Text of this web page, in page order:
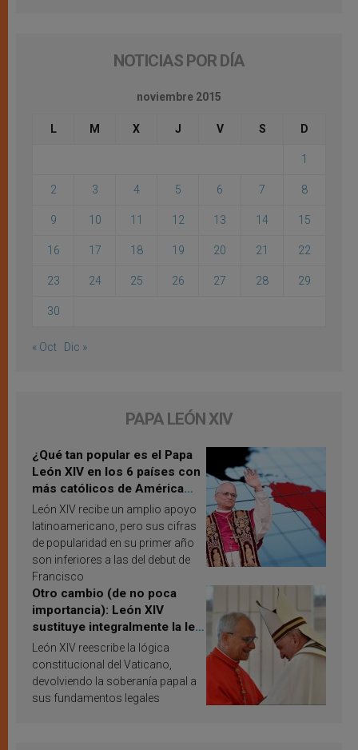
NOTICIAS POR DÍA
noviembre 2015
L M X J V S D
1
2 3 4 5 6 7 8
9 10 11 12 13 14 15
16 17 18 19 20 21 22
23 24 25 26 27 28 29
30
« Oct Dic »
PAPA LEÓN XIV
¿Qué tan popular es el Papa
León XIV en los 6 países con
más católicos de América
Latina en 2026? Publican
resultados de investigación
León XIV recibe un amplio apoyo
latinoamericano, pero sus cifras
de popularidad en su primer año
son inferiores a las del debut de
Francisco
Otro cambio (de no poca
importancia): León XIV
sustituye integralmente la ley
vaticana de Papa Francisco
León XIV reescribe la lógica
constitucional del Vaticano,
devolviendo la soberanía papal a
sus fundamentos legales